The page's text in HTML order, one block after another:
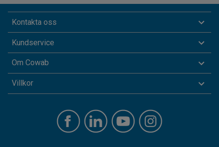
de flesta möbler, vare sig det är sängar, stolar, soffor eller
bord. Inte bara är det mycket säkrare att använda
möbeltransportörer när du flyttar möbler – du behöver färre
personer för jobbet och det blir betydligt mer ergonomiskt.
Bordvagnar – flytta & förvara bord
möbeltransport. De är speciellt designade för att
transportera bord på ett enkelt sätt. Bordstransportörer har
Kontakta oss
Kundservice
Om Cowab
Villkor